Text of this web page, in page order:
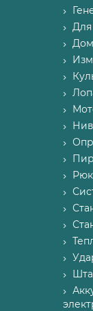
Для